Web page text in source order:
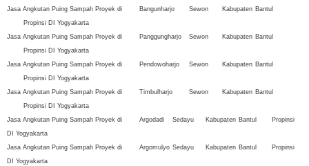
Jasa Angkutan Puing Sampah Proyek di
Bangunharjo Sewon Kabupaten Bantul
Propinsi DI Yogyakarta
Jasa Angkutan Puing Sampah Proyek di
Panggungharjo Sewon Kabupaten Bantul
Propinsi DI Yogyakarta
Jasa Angkutan Puing Sampah Proyek di
Pendowoharjo Sewon Kabupaten Bantul
Propinsi DI Yogyakarta
Jasa Angkutan Puing Sampah Proyek di
Timbulharjo Sewon Kabupaten Bantul
Propinsi DI Yogyakarta
Jasa Angkutan Puing Sampah Proyek di
Argodadi Sedayu Kabupaten Bantul
Propinsi
DI Yogyakarta
Jasa Angkutan Puing Sampah Proyek di
Argomulyo Sedayu Kabupaten Bantul
Propinsi
DI Yogyakarta